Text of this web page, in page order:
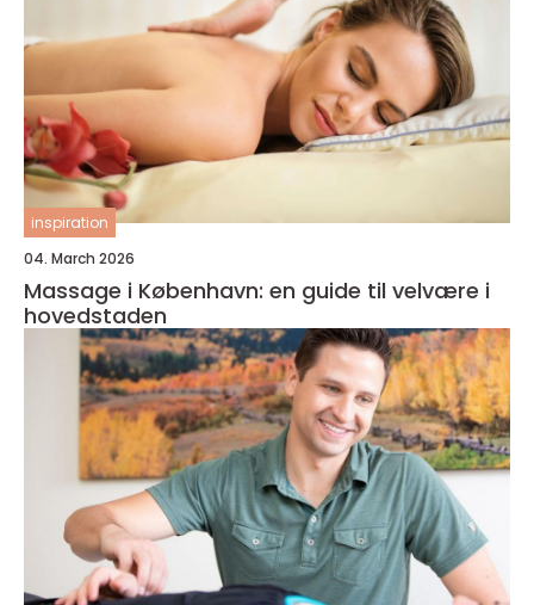
inspiration
04. March 2026
Massage i København: en guide til velvære i
hovedstaden